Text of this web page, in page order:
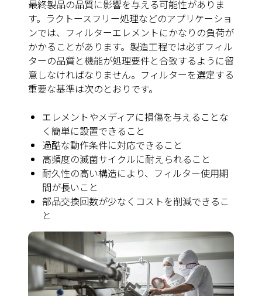
最終製品の品質に影響を与える可能性がありま
す。ラクトースフリー処理などのアプリケーショ
ンでは、フィルターエレメントにかなりの負荷が
かかることがあります。製造工程では必ずフィル
ターの品質と機能が処理要件と合致するように留
意しなければなりません。フィルターを選定する
重要な基準は次のとおりです。
エレメントやメディアに損傷を与えることな
く簡単に設置できること
過酷な動作条件に対応できること
高頻度の滅菌サイクルに耐えられること
耐久性の高い構造により、フィルター使用期
間が長いこと
部品交換回数が少なくコストを削減できるこ
と